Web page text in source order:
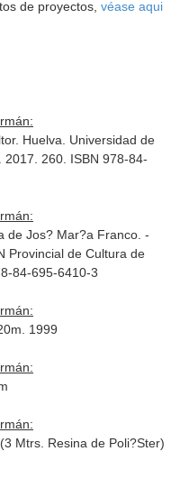
de proyectos, véase aqui
Huelva. Universidad de
2017. 260. ISBN 978-84-
de Jos? Mar?a Franco. -
Provincial de Cultura de
84-695-6410-3
1999
Mtrs. Resina de Poli?Ster)